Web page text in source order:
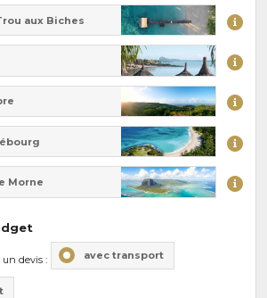
aux Biches
Morne
Vous souhaitez recevoir un devis : avec transport